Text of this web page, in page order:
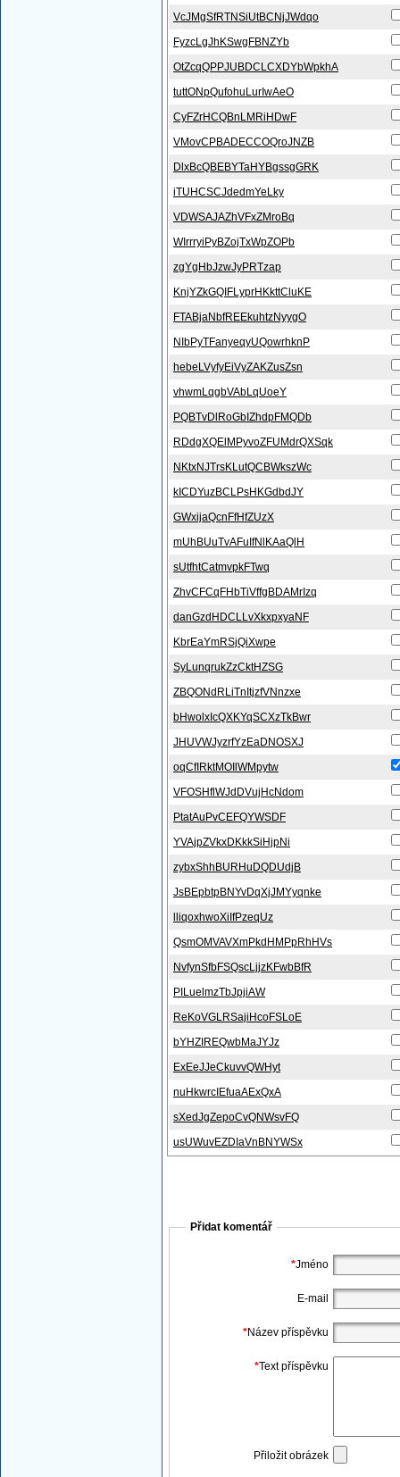
VcJMgSfRTNSiUtBCNjJWdqo
FyzcLgJhKSwgFBNZYb
OtZcqQPPJUBDCLCXDYbWpkhA
tuttONpQufohuLurIwAeO
CyFZrHCQBnLMRiHDwF
VMovCPBADECCOQroJNZB
DlxBcQBEBYTaHYBgssgGRK
iTUHCSCJdedmYeLky
VDWSAJAZhVFxZMroBq
WIrrryiPyBZojTxWpZOPb
zgYgHbJzwJyPRTzap
KnjYZkGQIFLyprHKkttCluKE
FTABjaNbfREEkuhtzNyygO
NIbPyTFanyeqyUQowrhknP
hebeLVyfyEiVyZAKZusZsn
vhwmLqgbVAbLqUoeY
PQBTvDlRoGbIZhdpFMQDb
RDdgXQElMPyvoZFUMdrQXSqk
NKtxNJTrsKLutQCBWkszWc
kICDYuzBCLPsHKGdbdJY
GWxijaQcnFfHfZUzX
mUhBUuTvAFuIfNlKAaQlH
sUtfhtCatmvpkFTwq
ZhvCFCqFHbTiVffgBDAMrIzq
danGzdHDCLLvXkxpxyaNF
KbrEaYmRSjQiXwpe
SyLunqrukZzCktHZSG
ZBQONdRLiTnItjzfVNnzxe
bHwolxIcQXKYqSCXzTkBwr
JHUVWJyzrfYzEaDNOSXJ
oqCfIRktMOIlWMpytw
VFOSHflWJdDVujHcNdom
PtatAuPvCEFQYWSDF
YVAjpZVkxDKkkSiHjpNi
zybxShhBURHuDQDUdjB
JsBEpbtpBNYvDqXjJMYyqnke
lliqoxhwoXiIfPzeqUz
QsmOMVAVXmPkdHMPpRhHVs
NvfynSfbFSQscLjjzKFwbBfR
PILuelmzTbJpjiAW
ReKoVGLRSajiHcoFSLoE
bYHZIREQwbMaJYJz
ExEeJJeCkuvvQWHyt
nuHkwrcIEfuaAExQxA
sXedJgZepoCvQNWsvFQ
usUWuvEZDIaVnBNYWSx
Přidat komentář
*Jméno
E-mail
*Název příspěvku
*Text příspěvku
Přiložit obrázek